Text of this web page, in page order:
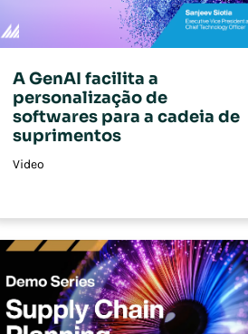
A GenAI facilita a
personalização de
softwares para a cadeia de
suprimentos
Video